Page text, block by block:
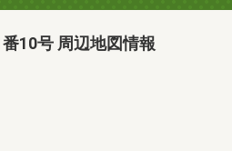
10号 周辺地図情報